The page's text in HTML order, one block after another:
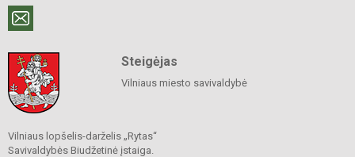
Steigėjas
Vilniaus miesto savivaldybė
Vilniaus lopšelis-darželis „Rytas“
Savivaldybės Biudžetinė įstaiga.